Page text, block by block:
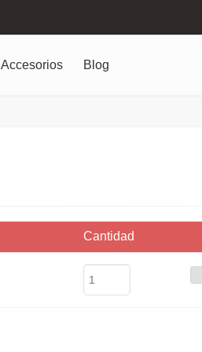
Accesorios Blog
Cantidad